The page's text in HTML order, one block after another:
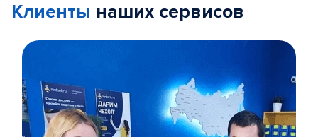
Клиенты наших сервисов